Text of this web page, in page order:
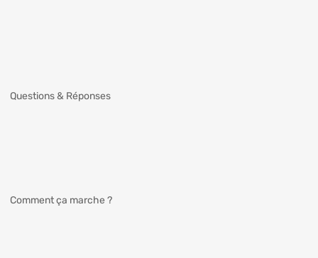
Questions & Réponses
Comment ça marche ?